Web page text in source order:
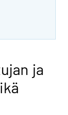
ja